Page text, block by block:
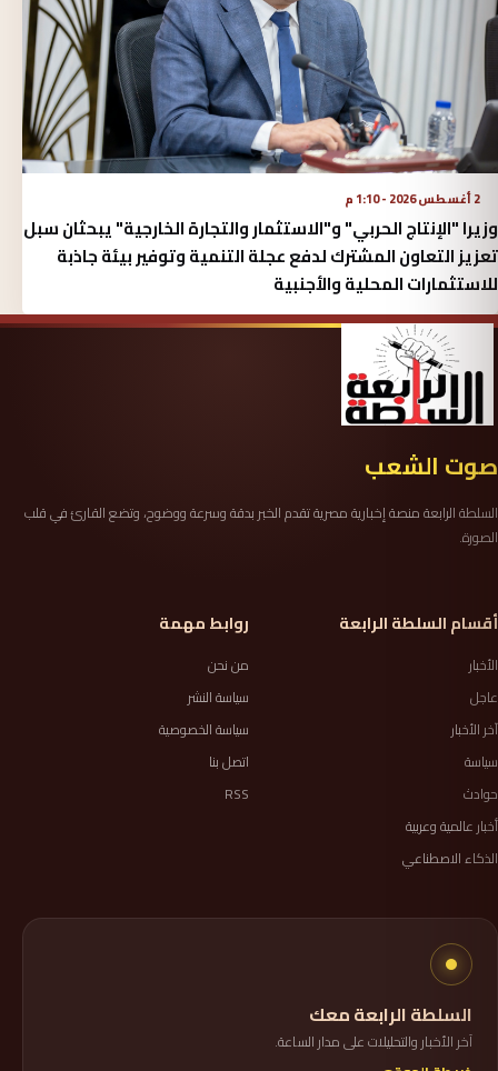
2 أغسطس 2026 - 1:10 م
وزيرا "الإنتاج الحربي" و"الاستثمار والتجارة الخارجية" يبحثان سبل
تعزيز التعاون المشترك لدفع عجلة التنمية وتوفير بيئة جاذبة
للاستثمارات المحلية والأجنبية
صوت الشعب
السلطة الرابعة منصة إخبارية مصرية تقدم الخبر بدقة وسرعة ووضوح، وتضع القارئ في قلب
الصورة.
أقسام السلطة الرابعة
الأخبار
عاجل
آخر الأخبار
سياسة
حوادث
أخبار عالمية وعربية
الذكاء الاصطناعي
روابط مهمة
من نحن
سياسة النشر
سياسة الخصوصية
اتصل بنا
RSS
السلطة الرابعة معك
آخر الأخبار والتحليلات على مدار الساعة.